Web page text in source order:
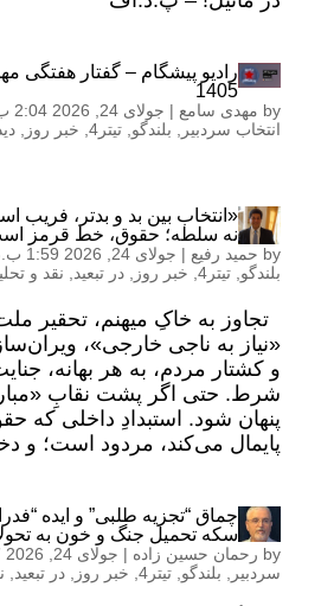
1405
by مهدی سامع | جولای 24, 2026 2:04 ب.ظ
انتخاب سردبیر
بلندگو تیتر4 , خبر روز
«انتخاب بین بد و بدتر، فریب
نه سلطه؛ حقوق، خط قرمز
by حمید رفیع | جولای 24, 2026 1:59 ب.ظ
بلندگو تیتر4 , خبر روز در تبعید نقد و
تجاوز به خاکِ میهنم، تحقیر
«نیاز به ناجی خارجی»،
و کشتار مردم، به هر بهانه،
شرط. حتی اگر پشت نقابِ
پنهان شود. استبدادِ داخلی که
پایمال می‌کند، مردود است؛ و
چماق “تجزیه طلبی” و ایده
سکه تحمیل جنگ و خون به
by رحمان حسین زاده | جولای 24, 2026 1:57 ب.ظ
سردبیر
بلندگو تیتر4 , خبر روز در تبعید